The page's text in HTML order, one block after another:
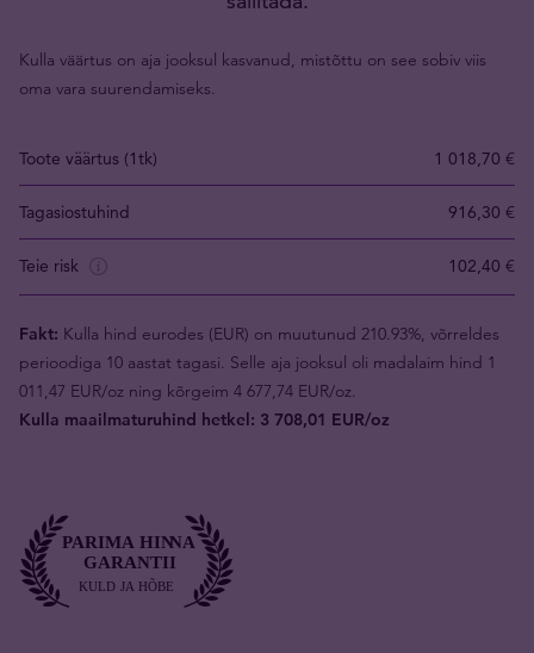
Kulla väärtus on aja jooksul kasvanud, mistõttu on see sobiv viis
oma vara suurendamiseks.
Toote väärtus (1tk) 1 018,70 €
Tagasiostuhind 916,30 €
Teie risk 102,40 €
Fakt: Kulla hind eurodes (EUR) on muutunud 210.93%, võrreldes
perioodiga 10 aastat tagasi. Selle aja jooksul oli madalaim hind 1
011,47 EUR/oz ning kõrgeim 4 677,74 EUR/oz.
Kulla maailmaturuhind hetkel: 3 708,01 EUR/oz